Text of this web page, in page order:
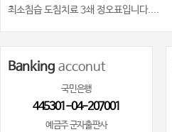
최소침습 도침치료 3쇄 정오표입니다....
Banking acconut
국민은행
445301-04-207001
예금주 군자출판사